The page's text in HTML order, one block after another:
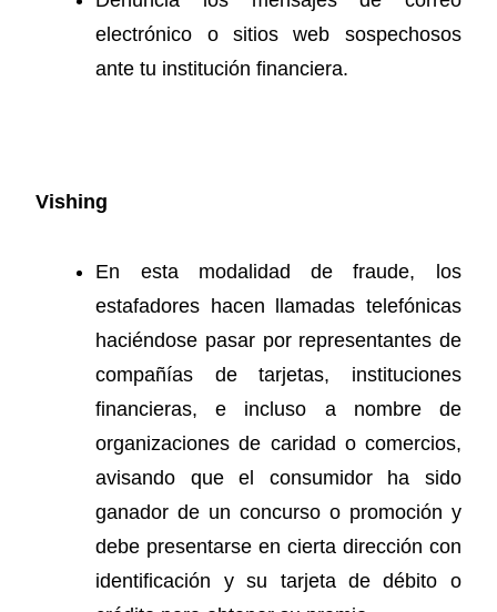
electrónico o sitios web sospechosos
ante tu institución financiera.
Vishing
En esta modalidad de fraude, los
estafadores hacen llamadas telefónicas
haciéndose pasar por representantes de
compañías de tarjetas, instituciones
financieras, e incluso a nombre de
organizaciones de caridad o comercios,
avisando que el consumidor ha sido
ganador de un concurso o promoción y
debe presentarse en cierta dirección con
identificación y su tarjeta de débito o